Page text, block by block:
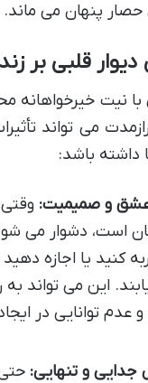
پنهان می ماند.
با نیت خیرخواهانه
می تواند
داشته باشد:
عشق و صمیمیت:
است، دشوار می
کنید یا اجازه
این می تواند
عدم توانایی در
جدایی و تنهایی: